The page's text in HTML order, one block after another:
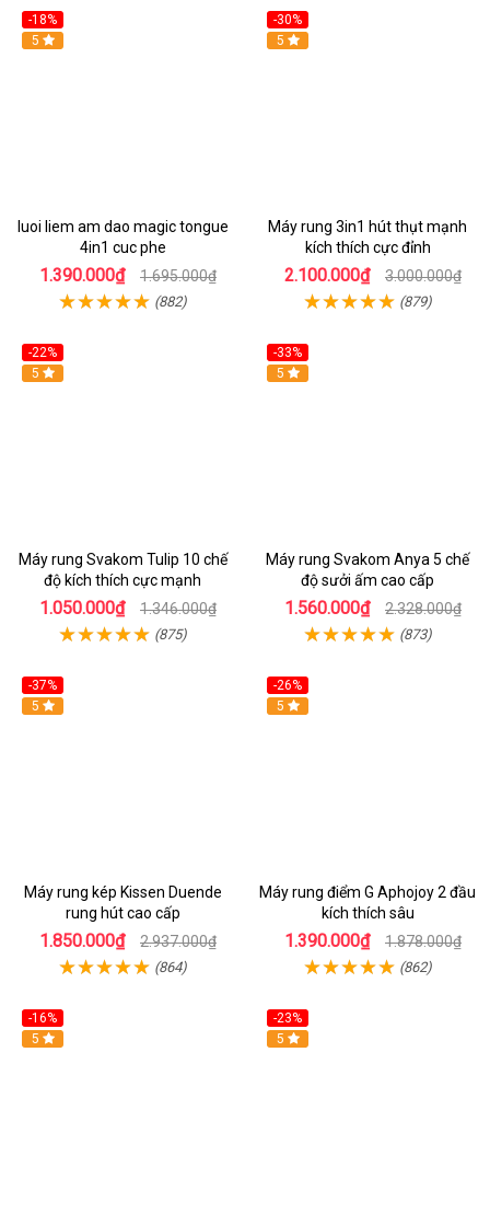
-18%
Hot
5
luoi liem am dao magic tongue
4in1 cuc phe
1.390.000₫ 1.695.000₫
(882)
-30%
Hot
5
Máy rung 3in1 hút thụt mạnh
kích thích cực đỉnh
2.100.000₫ 3.000.000₫
(879)
-22%
Hot
5
Máy rung Svakom Tulip 10 chế
độ kích thích cực mạnh
1.050.000₫ 1.346.000₫
(875)
-33%
Hot
5
Máy rung Svakom Anya 5 chế
độ sưởi ấm cao cấp
1.560.000₫ 2.328.000₫
(873)
-37%
Hot
5
Máy rung kép Kissen Duende
rung hút cao cấp
1.850.000₫ 2.937.000₫
(864)
-26%
Hot
5
Máy rung điểm G Aphojoy 2 đầu
kích thích sâu
1.390.000₫ 1.878.000₫
(862)
-16%
Hot
5
-23%
Hot
5